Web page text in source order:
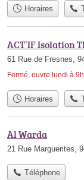
Horaires
ACT’IF Isolation
61 Rue de Fresnes,
Fermé, ouvre lundi à
Horaires
Al Warda
21 Rue Marguerites,
Téléphone